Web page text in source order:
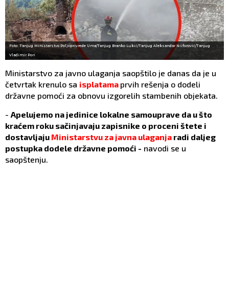
Foto: Tanjug Ministarstvo Poljoprivrede Uma/Tanjug Branko Lukić/Tanjug Aleksandar Niiforović/Tanjug
Vladimir Pori
Ministarstvo za javno ulaganja saopštilo je danas da je u
četvrtak krenulo sa isplatama prvih rešenja o dodeli
državne pomoći za obnovu izgorelih stambenih objekata.
- Apelujemo na jedinice lokalne samouprave da u što
kraćem roku sačinjavaju zapisnike o proceni štete i
dostavljaju Ministarstvu za javna ulaganja radi daljeg
postupka dodele državne pomoći - navodi se u
saopštenju.